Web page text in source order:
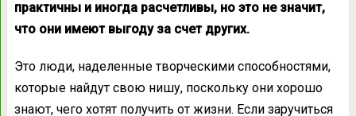
практичны и иногда расчетливы, но это не значит,
что они имеют выгоду за счет других.
Это люди, наделенные творческими способностями,
которые найдут свою нишу, поскольку они хорошо
знают, чего хотят получить от жизни. Если заручиться